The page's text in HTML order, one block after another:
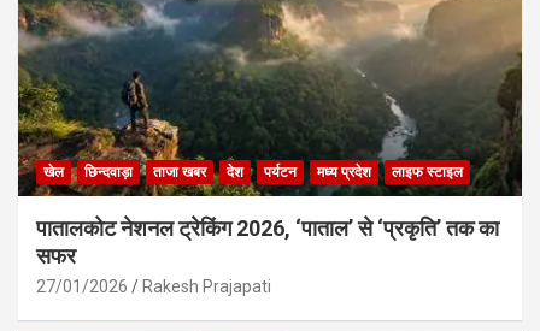
खेल छिन्दवाड़ा ताजा खबर देश पर्यटन मध्य प्रदेश लाइफ स्टाइल
पातालकोट नेशनल ट्रेकिंग 2026, ‘पाताल’ से ‘प्रकृति’ तक का
सफर
27/01/2026 Rakesh Prajapati